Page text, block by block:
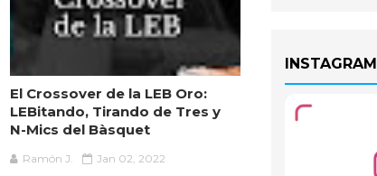
El Crossover de la LEB Oro:
LEBitando, Tirando de Tres y
N-Mics del Bàsquet
Ramón J. Jan 02, 2022
INSTAGRAM